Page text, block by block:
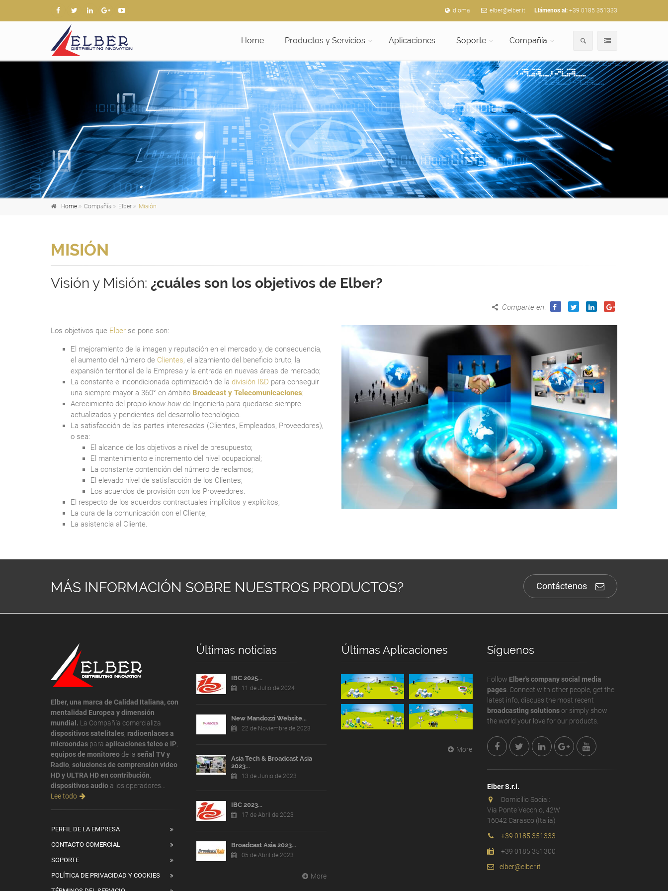
Idioma elber@elber.it Llámenos al: +39 0185 351333
Home Productos y Servicios Aplicaciones Soporte Compañía
Home Compañía Elber Misión
MISIÓN
Visión y Misión: ¿cuáles son los objetivos de Elber?
Comparte en:
Los objetivos que Elber se pone son:
El mejoramiento de la imagen y reputación en el mercado y, de consecuencia,
el aumento del número de Clientes, el alzamiento del beneficio bruto, la
expansión territorial de la Empresa y la entrada en nuevas áreas de mercado;
La constante e incondicionada optimización de la división I&D para conseguir
una siempre mayor a 360° en ámbito Broadcast y Telecomunicaciones;
Acrecimiento del propio know-how de Ingeniería para quedarse siempre
actualizados y pendientes del desarrollo tecnológico.
La satisfacción de las partes interesadas (Clientes, Empleados, Proveedores),
o sea:
El alcance de los objetivos a nivel de presupuesto;
El mantenimiento e incremento del nivel ocupacional;
La constante contención del número de reclamos;
El elevado nivel de satisfacción de los Clientes;
Los acuerdos de provisión con los Proveedores.
El respecto de los acuerdos contractuales implícitos y explícitos;
La cura de la comunicación con el Cliente;
La asistencia al Cliente.
MÁS INFORMACIÓN SOBRE NUESTROS PRODUCTOS? Contáctenos
Elber, una marca de Calidad Italiana, con
mentalidad Europea y dimensión
mundial. La Compañía comercializa
dispositivos satelitales radioenlaces a
microondas para aplicaciones telco e IP
equipos de monitoreo de la señal TV y
Radio soluciones de comprensión video
HD y ULTRA HD en contribución
dispositivos audio a los operadores...
Lee todo
PERFIL DE LA EMPRESA
CONTACTO COMERCIAL
SOPORTE
POLÍTICA DE PRIVACIDAD Y COOKIES
Últimas noticias
IBC 2025...
11 de Julio de 2024
New Mandozzi Website...
22 de Noviembre de 2023
Asia Tech & Broadcast Asia
2023...
13 de Junio de 2023
IBC 2023...
17 de Abril de 2023
Broadcast Asia 2023...
05 de Abril de 2023
More
Últimas Aplicaciones
More
Síguenos
Follow Elber's company social media
pages. Connect with other people, get the
latest info, discuss the most recent
broadcasting solutionsor simply show
the world your love for our products.
Elber S.r.l.
Domicilio Social:
Via Ponte Vecchio, 42W
16042 Carasco (Italia)
+39 0185 351333
+39 0185 351300
elber@elber.it